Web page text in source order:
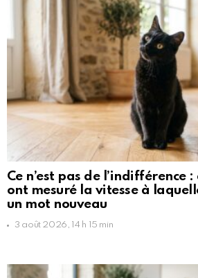
Ce n’est pas de l’indifférence
ont mesuré la vitesse à
un mot nouveau
3 août 2026, 14 h 15 min